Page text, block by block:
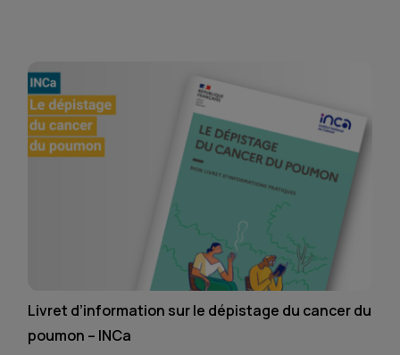
Livret d’information sur le dépistage du cancer du
poumon – INCa